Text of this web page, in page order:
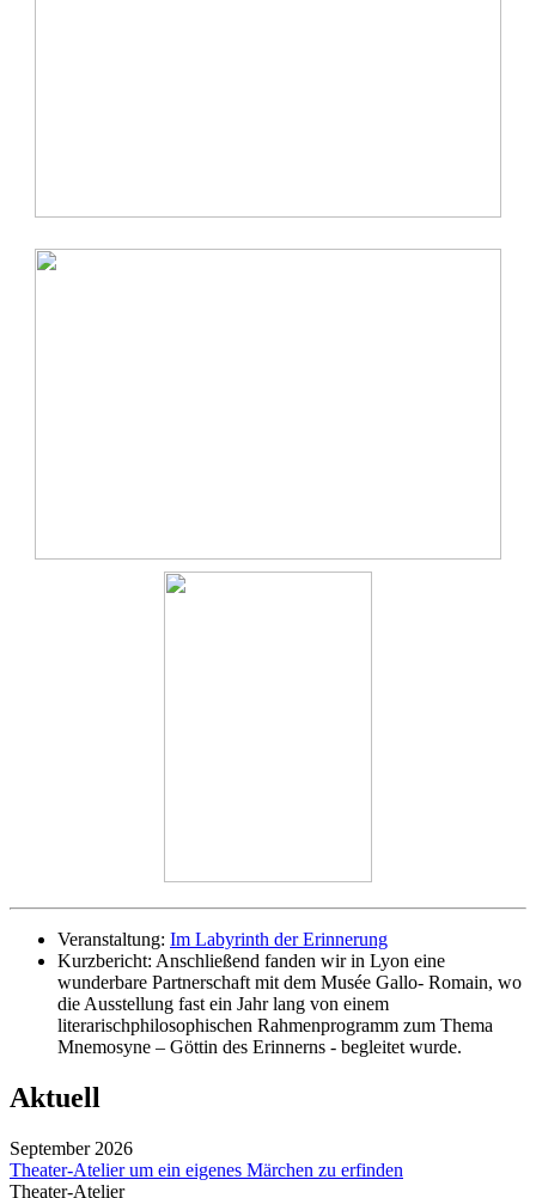
Veranstaltung: Im Labyrinth der Erinnerung
Kurzbericht: Anschließend fanden wir in Lyon eine
wunderbare Partnerschaft mit dem Musée Gallo- Romain, wo
die Ausstellung fast ein Jahr lang von einem
literarischphilosophischen Rahmenprogramm zum Thema
Mnemosyne – Göttin des Erinnerns - begleitet wurde.
Aktuell
September 2026
Theater-Atelier um ein eigenes Märchen zu erfinden
Theater-Atelier